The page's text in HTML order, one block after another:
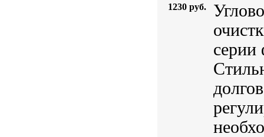
1230 руб.
серии